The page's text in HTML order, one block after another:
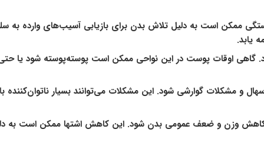
ممکن است به دلیل تلاش بدن برای بازیابی آسیب‌های وارده به
یابد.
اوقات پوست در این نواحی ممکن است پوسته‌پوسته شود یا حتی
و مشکلات گوارشی شود. این مشکلات می‌توانند بسیار ناتوان‌کننده
کاهش وزن و ضعف عمومی بدن شود. این کاهش اشتها ممکن است به